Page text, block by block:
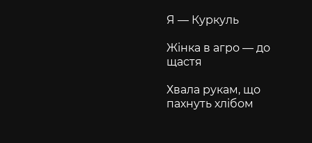
Я — Куркуль
Жінка в агро — до
щастя
Хвала рукам, що
пахнуть хлібом